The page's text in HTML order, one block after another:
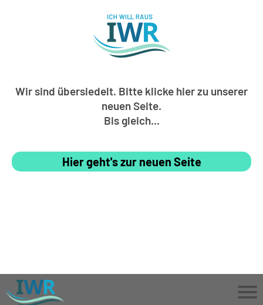
Wir sind übersiedelt. Bitte klicke hier zu unserer
neuen Seite.
Bis gleich...
Hier geht's zur neuen Seite